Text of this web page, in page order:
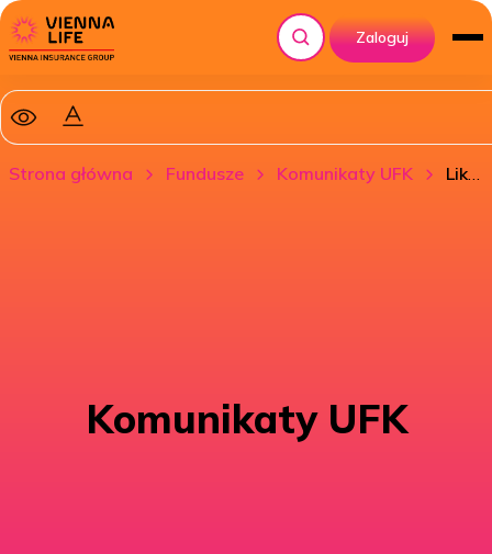
Szukaj
Zaloguj
Strona główna Fundusze Komunikaty UFK Likwidacja Funduszu UFK – Santander Obligacji Skarbowych (PLN)
Komunikaty UFK